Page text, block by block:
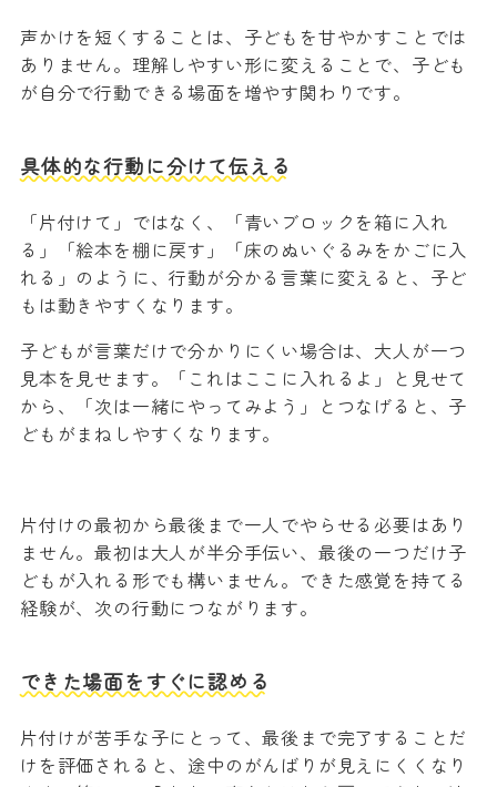
声かけを短くすることは、子どもを甘やかすことでは
ありません。理解しやすい形に変えることで、子ども
が自分で行動できる場面を増やす関わりです。
具体的な行動に分けて伝える
「片付けて」ではなく、「青いブロックを箱に入れ
る」「絵本を棚に戻す」「床のぬいぐるみをかごに入
れる」のように、行動が分かる言葉に変えると、子ど
もは動きやすくなります。
子どもが言葉だけで分かりにくい場合は、大人が一つ
見本を見せます。「これはここに入れるよ」と見せて
から、「次は一緒にやってみよう」とつなげると、子
どもがまねしやすくなります。
片付けの最初から最後まで一人でやらせる必要はあり
ません。最初は大人が半分手伝い、最後の一つだけ子
どもが入れる形でも構いません。できた感覚を持てる
経験が、次の行動につながります。
できた場面をすぐに認める
片付けが苦手な子にとって、最後まで完了することだ
けを評価されると、途中のがんばりが見えにくくなり